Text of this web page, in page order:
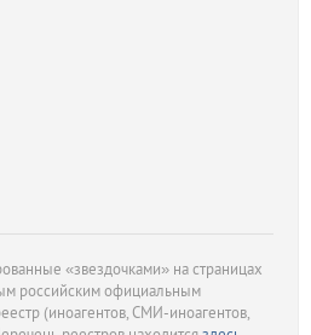
«звездочками» на страницах
российским официальным
(иноагентов, СМИ-иноагентов,